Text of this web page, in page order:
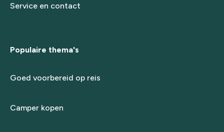
Service en contact
Populaire thema's
Goed voorbereid op reis
Camper kopen